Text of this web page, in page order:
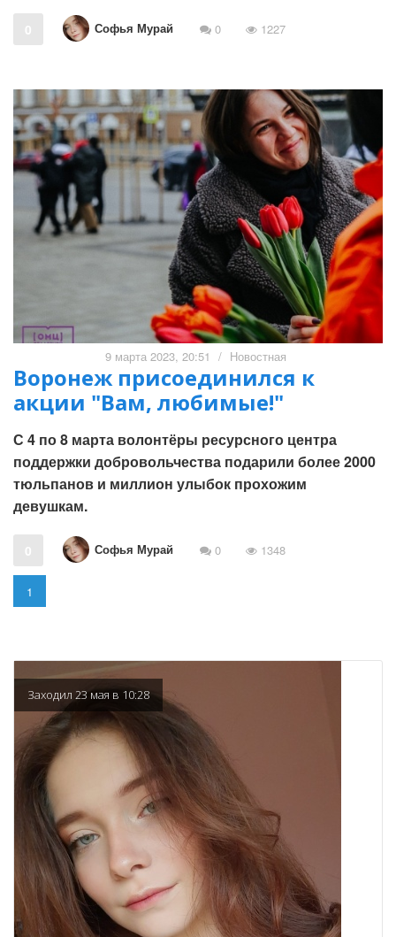
0 Софья Мурай 0 1227
9 марта 2023, 20:51 / Новостная
Воронеж присоединился к
акции "Вам, любимые!"
С 4 по 8 марта волонтёры ресурсного центра
поддержки добровольчества подарили более 2000
тюльпанов и миллион улыбок прохожим
девушкам.
0 Софья Мурай 0 1348
1
Заходил 23 мая в 10:28